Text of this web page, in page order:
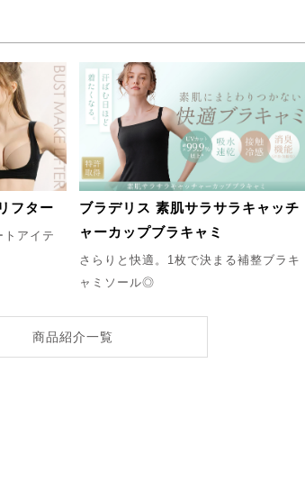
フター
トアイテ
ブラデリス 素肌サラサラキャッチ
ャーカップブラキャミ
さらりと快適。1枚で決まる補整ブラキ
ャミソール◎
商品紹介一覧